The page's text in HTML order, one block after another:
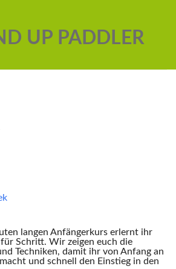
langen Anfängerkurs erlernt ihr
für Schritt. Wir zeigen euch die
Techniken, damit ihr von Anfang an
und schnell den Einstieg in den